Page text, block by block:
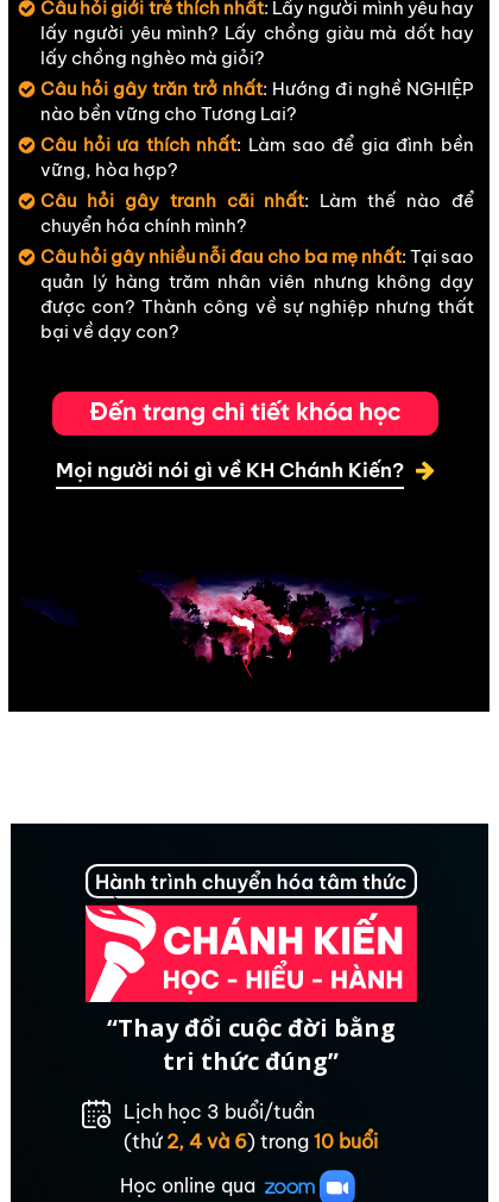
Mọi người nói gì về KH Chánh Kiến?
Đến trang chi tiết khóa học
Câu hỏi giới trẻ thích nhất: Lấy người mình yêu hay
lấy người yêu mình? Lấy chồng giàu mà dốt hay
lấy chồng nghèo mà giỏi?
Câu hỏi gây trăn trở nhất: Hướng đi nghề NGHIỆP
nào bền vững cho Tương Lai?
Câu hỏi ưa thích nhất: Làm sao để gia đình bền
vững, hòa hợp?
Câu hỏi gây tranh cãi nhất: Làm thế nào để
chuyển hóa chính mình?
Câu hỏi gây nhiều nỗi đau cho ba mẹ nhất: Tại sao
quản lý hàng trăm nhân viên nhưng không dạy
được con? Thành công về sự nghiệp nhưng thất
bại về dạy con?
“Thay đổi cuộc đời bằng
tri thức đúng”
Lịch học 3 buổi/tuần
(thứ 2, 4 và 6) trong 10 buổi
Học online qua